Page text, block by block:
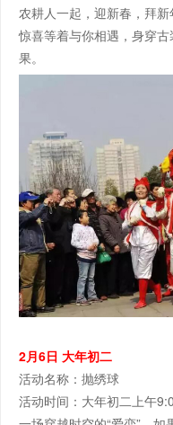
农耕人一起，迎新春，拜
惊喜等着与你相遇，身穿
果。
2月6日 大年初二
活动名称：抛绣球
活动时间：大年初二上午